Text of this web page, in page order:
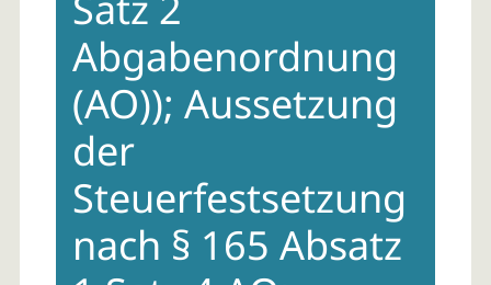
Abgabenordnung
(AO)); Aussetzung
der
Steuerfestsetzung
nach § 165 Absatz